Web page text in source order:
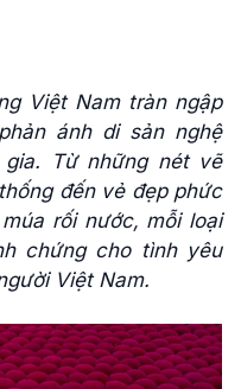
Việt Nam tràn ngập
ánh di sản nghệ
Từ những nét vẽ
đến vẻ đẹp phức
rối nước, mỗi loại
chứng cho tình yêu
Việt Nam.